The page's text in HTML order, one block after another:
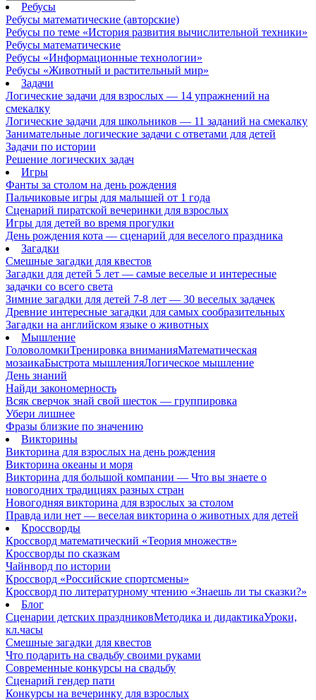
Ребусы
Ребусы математические (авторские)
Ребусы по теме «История развития вычислительной техники»
Ребусы математические
Ребусы «Информационные технологии»
Ребусы «Животный и растительный мир»
Задачи
Логические задачи для взрослых — 14 упражнений на
смекалку
Логические задачи для школьников — 11 заданий на смекалку
Занимательные логические задачи с ответами для детей
Задачи по истории
Решение логических задач
Игры
Фанты за столом на день рождения
Пальчиковые игры для малышей от 1 года
Сценарий пиратской вечеринки для взрослых
Игры для детей во время прогулки
День рождения кота — сценарий для веселого праздника
Загадки
Смешные загадки для квестов
Загадки для детей 5 лет — самые веселые и интересные
задачки со всего света
Зимние загадки для детей 7-8 лет — 30 веселых задачек
Древние интересные загадки для самых сообразительных
Загадки на английском языке о животных
Мышление
ГоловоломкиТренировка вниманияМатематическая
мозаикаБыстрота мышленияЛогическое мышление
День знаний
Найди закономерность
Всяк сверчок знай свой шесток — группировка
Убери лишнее
Фразы близкие по значению
Викторины
Викторина для взрослых на день рождения
Викторина океаны и моря
Викторина для большой компании — Что вы знаете о
новогодних традициях разных стран
Новогодняя викторина для взрослых за столом
Правда или нет — веселая викторина о животных для детей
Кроссворды
Кроссворд математический «Теория множеств»
Кроссворды по сказкам
Чайнворд по истории
Кроссворд «Российские спортсмены»
Кроссворд по литературному чтению «Знаешь ли ты сказки?»
Блог
Сценарии детских праздниковМетодика и дидактикаУроки,
кл.часы
Смешные загадки для квестов
Что подарить на свадьбу своими руками
Современные конкурсы на свадьбу
Сценарий гендер пати
Конкурсы на вечеринку для взрослых